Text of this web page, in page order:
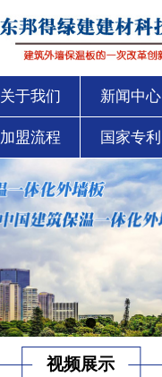
关于我们 新闻中心
加盟流程 国家专利
视频展示